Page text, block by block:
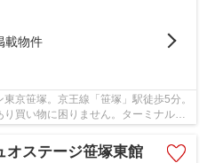
載物件
京笹塚。京王線「笹塚」駅徒歩5分。
買い物に困りません。ターミナル駅
」駅から3駅...
オステージ笹塚東館